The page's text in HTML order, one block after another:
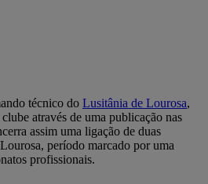
técnico do Lusitânia de Lourosa,
através de uma publicação nas
assim uma ligação de duas
período marcado por uma
profissionais.